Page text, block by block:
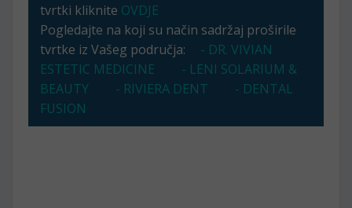
tvrtki kliknite OVDJE
Pogledajte na koji su način sadržaj proširile
tvrtke iz Vašeg područja:
- DR. VIVIAN
ESTETIC MEDICINE
- LENI SOLARIUM &
BEAUTY
- RIVIERA DENT
- DENTAL
FUSION